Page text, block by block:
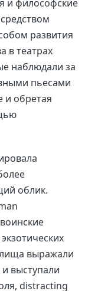
и философские
развития
в театрах
наблюдали за
пьесами
обретая
облик.
выражали
выступали
distracting